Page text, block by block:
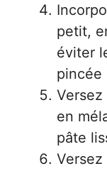
petit,
éviter
pincée
en
pâte